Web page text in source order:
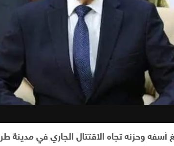
وحزنه تجاه الاقتتال الجاري في مدينة